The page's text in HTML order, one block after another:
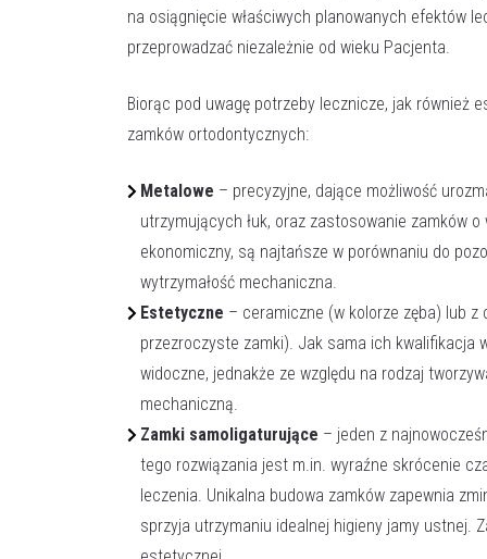
na osiągnięcie właściwych planowanych efektów
przeprowadzać niezależnie od wieku Pacjenta.
Biorąc pod uwagę potrzeby lecznicze, jak również
zamków ortodontycznych:
Metalowe – precyzyjne, dające możliwość
utrzymujących łuk, oraz zastosowanie zamków
ekonomiczny, są najtańsze w porównaniu do
wytrzymałość mechaniczna.
Estetyczne – ceramiczne (w kolorze zęba) lub
przezroczyste zamki). Jak sama ich kwalifikacja
widoczne, jednakże ze względu na rodzaj
mechaniczną.
Zamki samoligaturujące – jeden z
tego rozwiązania jest m.in. wyraźne skrócenie
leczenia. Unikalna budowa zamków zapewnia
sprzyja utrzymaniu idealnej higieny jamy ustnej.